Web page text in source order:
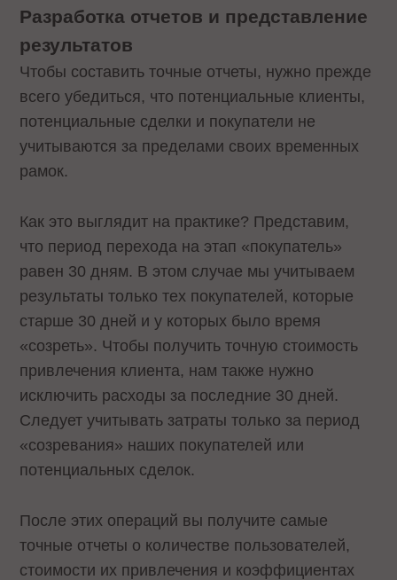
Разработка отчетов и представление
результатов
Чтобы составить точные отчеты, нужно прежде
всего убедиться, что потенциальные клиенты,
потенциальные сделки и покупатели не
учитываются за пределами своих временных
рамок.
Как это выглядит на практике? Представим,
что период перехода на этап «покупатель»
равен 30 дням. В этом случае мы учитываем
результаты только тех покупателей, которые
старше 30 дней и у которых было время
«созреть». Чтобы получить точную стоимость
привлечения клиента, нам также нужно
исключить расходы за последние 30 дней.
Следует учитывать затраты только за период
«созревания» наших покупателей или
потенциальных сделок.
После этих операций вы получите самые
точные отчеты о количестве пользователей,
стоимости их привлечения и коэффициентах